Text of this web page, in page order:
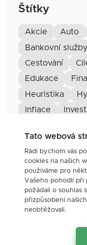
Štítky
akcie auto
bankovní služby
cestování
edukace
heuristika
inflace
motivace
osobní
poklesy
psychologie
sazby
Tato webová
Rádi bychom vás
cookies na našich
používáme pro
Vašeho pohodlí při
požádali o souhlas
přizpůsobení
neobtěžovali.